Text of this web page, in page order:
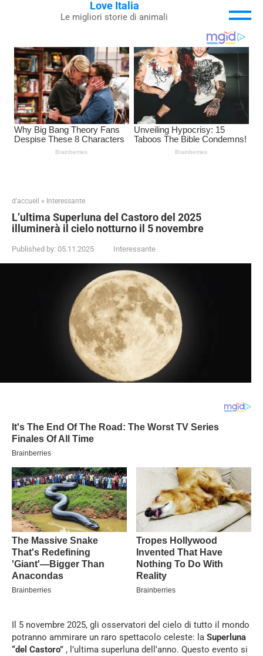
Love Italia
Le migliori storie di animali
d'accueil » Interessante
L’ultima Superluna del Castoro del 2025
illuminerà il cielo notturno il 5 novembre
Published by: 05.11.2025 Interessante
Il 5 novembre 2025, gli osservatori del cielo di tutto il mondo
potranno ammirare un raro spettacolo celeste: la Superluna
“del Castoro” , l’ultima superluna dell’anno. Questo evento si